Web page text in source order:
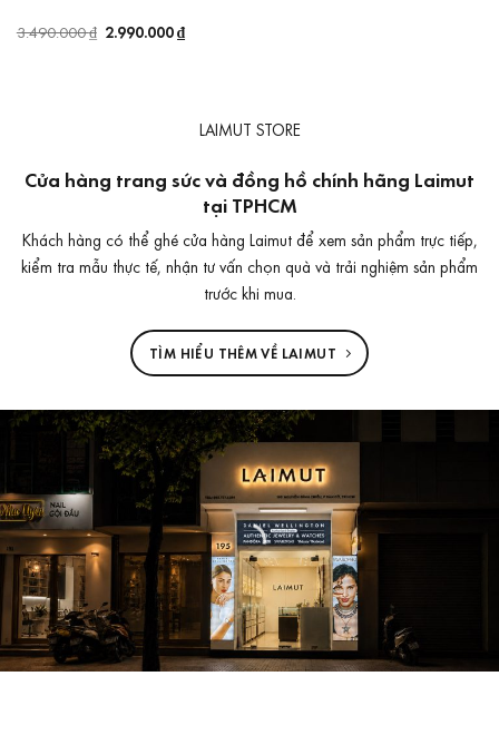
3.490.000₫ Giá
gốc
2.990.000₫
LAIMUT STORE
Cửa hàng trang sức và đồng hồ chính hãng Laimut
tại TPHCM
Khách hàng có thể ghé cửa hàng Laimut để xem sản phẩm trực tiếp,
kiểm tra mẫu thực tế, nhận tư vấn chọn quà và trải nghiệm sản phẩm
trước khi mua.
TÌM HIỂU THÊM VỀ LAIMUT